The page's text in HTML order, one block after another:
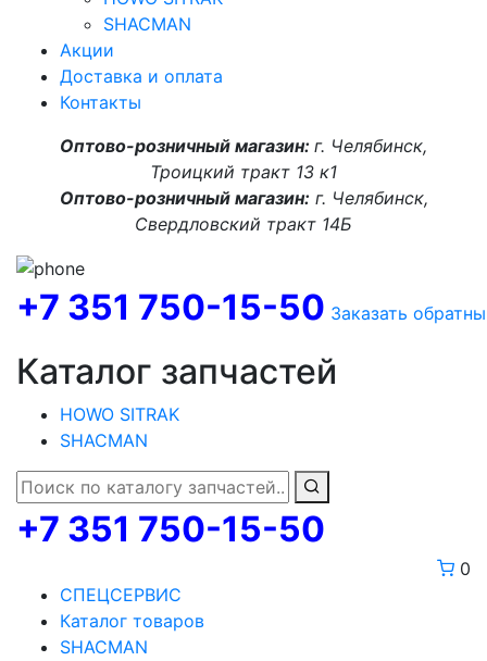
SHACMAN
Акции
Доставка и оплата
Контакты
Оптово-розничный магазин: г. Челябинск,
Троицкий тракт 13 к1
Оптово-розничный магазин:г. Челябинск,
Свердловский тракт 14Б
+7 351 750-15-50 Заказать
Каталог запчастей
HOWO SITRAK
SHACMAN
+7 351 750-15-50
0
СПЕЦСЕРВИС
Каталог товаров
SHACMAN